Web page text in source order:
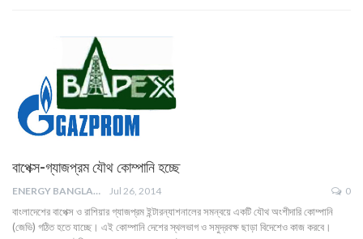
বাপেক্স-গ্যাজপ্রম যৌথ কোম্পানি হচ্ছে
ENERGY BANGLA Jul 26, 2014 0
বাংলাদেশের বাপেক্স ও রাশিয়ার গ্যাজপ্রম ইন্টারন্যাশনালের সমন্বয়ে একটি যৌথ অংশীদারি কোম্পানি
(জেভি) গঠিত হতে যাচ্ছে। এই কোম্পানি দেশের স্থলভাগ ও সমুদ্রবক্ষ ছাড়া বিদেশেও কাজ করবে।